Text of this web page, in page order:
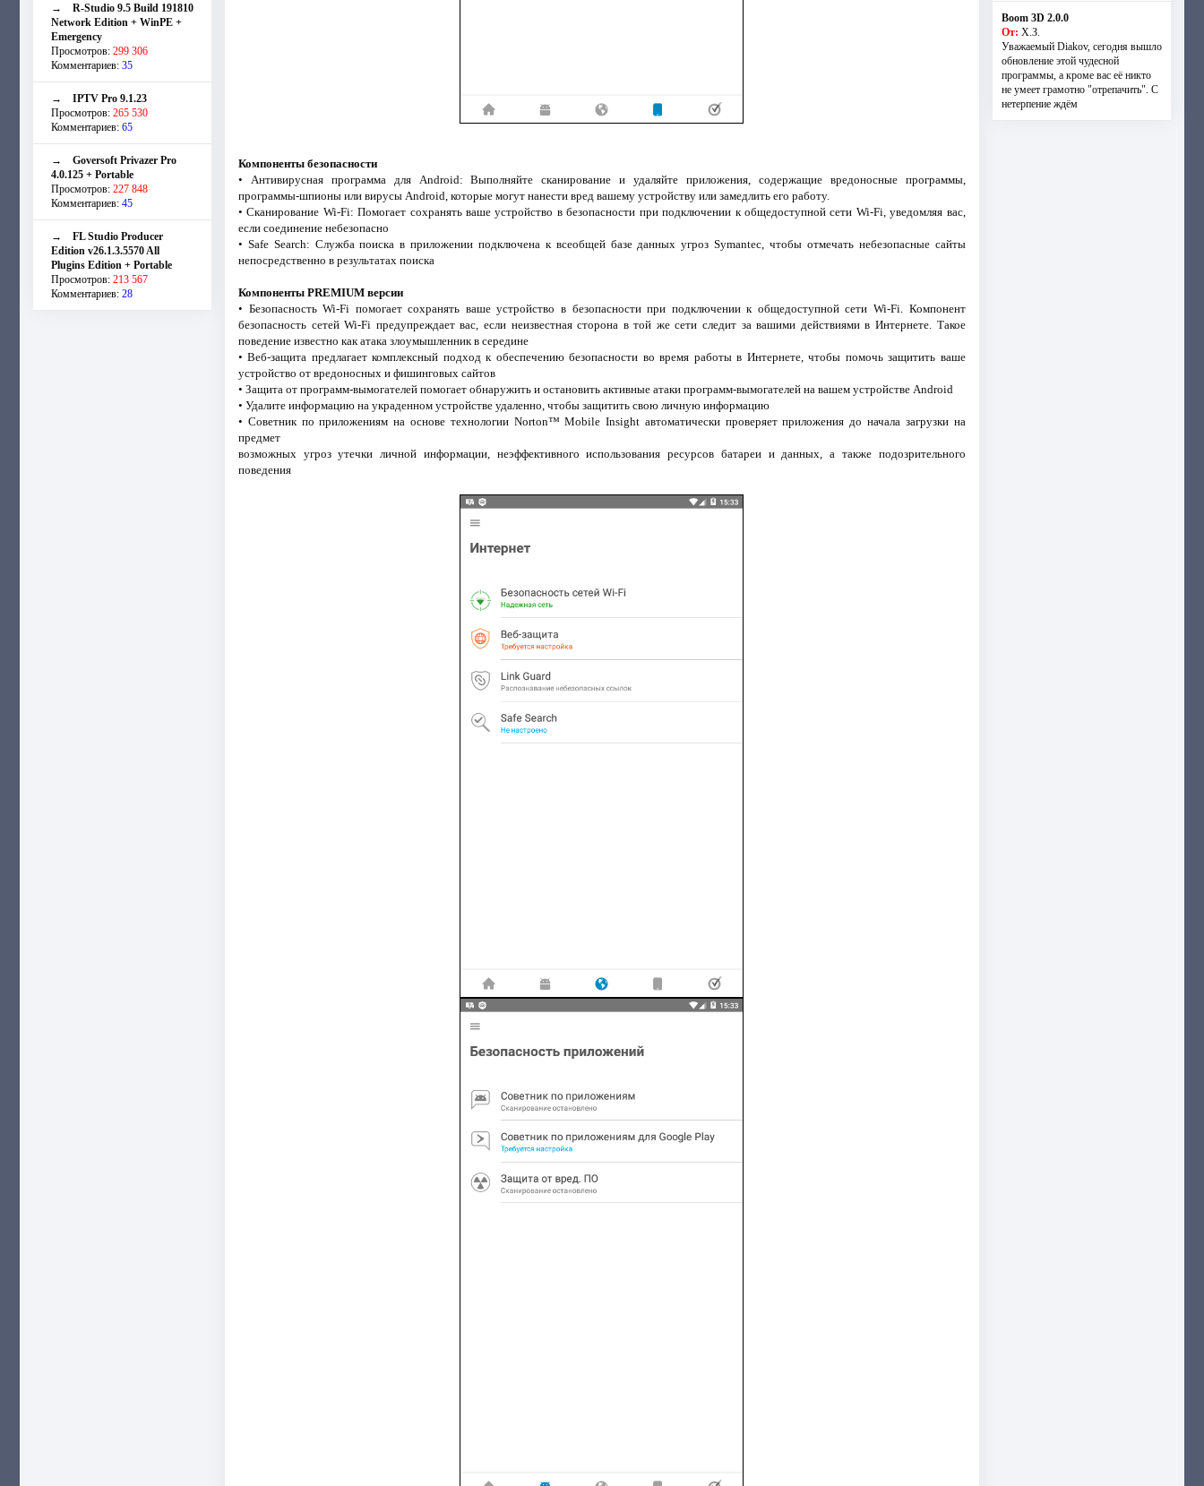
→ R-Studio 9.5 Build 191810
Network Edition + WinPE +
Emergency
Просмотров: 299 306
Комментариев: 35
→ IPTV Pro 9.1.23
Просмотров: 265 530
Комментариев: 65
→ Goversoft Privazer Pro
4.0.125 + Portable
Просмотров: 227 848
Комментариев: 45
→ FL Studio Producer
Edition v26.1.3.5570 All
Plugins Edition + Portable
Просмотров: 213 567
Комментариев: 28
Компоненты безопасности
• Антивирусная программа для Android: Выполняйте сканирование и удаляйте приложения, содержащие вредоносные программы,
программы-шпионы или вирусы Android, которые могут нанести вред вашему устройству или замедлить его работу.
• Сканирование Wi-Fi: Помогает сохранять ваше устройство в безопасности при подключении к общедоступной сети Wi-Fi, уведомляя вас,
если соединение небезопасно
• Safe Search: Служба поиска в приложении подключена к всеобщей базе данных угроз Symantec, чтобы отмечать небезопасные сайты
непосредственно в результатах поиска
Компоненты PREMIUM версии
• Безопасность Wi-Fi помогает сохранять ваше устройство в безопасности при подключении к общедоступной сети Wi-Fi. Компонент
безопасность сетей Wi-Fi предупреждает вас, если неизвестная сторона в той же сети следит за вашими действиями в Интернете. Такое
поведение известно как атака злоумышленник в середине
• Веб-защита предлагает комплексный подход к обеспечению безопасности во время работы в Интернете, чтобы помочь защитить ваше
устройство от вредоносных и фишинговых сайтов
• Защита от программ-вымогателей помогает обнаружить и остановить активные атаки программ-вымогателей на вашем устройстве Android
• Удалите информацию на украденном устройстве удаленно, чтобы защитить свою личную информацию
• Советник по приложениям на основе технологии Norton™ Mobile Insight автоматически проверяет приложения до начала загрузки на
предмет
возможных угроз утечки личной информации, неэффективного использования ресурсов батареи и данных, а также подозрительного
поведения
Boom 3D 2.0.0
От: Х.З.
Уважаемый Diakov, сегодня вышло
обновление этой чудесной
программы, а кроме вас её никто
не умеет грамотно "отрепачить". С
нетерпение ждём